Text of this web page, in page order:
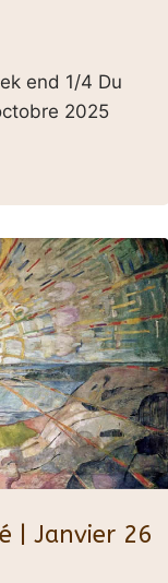
end 1/4 Du
2025
| Janvier 26